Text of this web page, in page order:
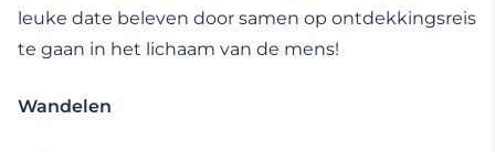
leuke date beleven door samen op ontdekkingsreis
te gaan in het lichaam van de mens!
Wandelen